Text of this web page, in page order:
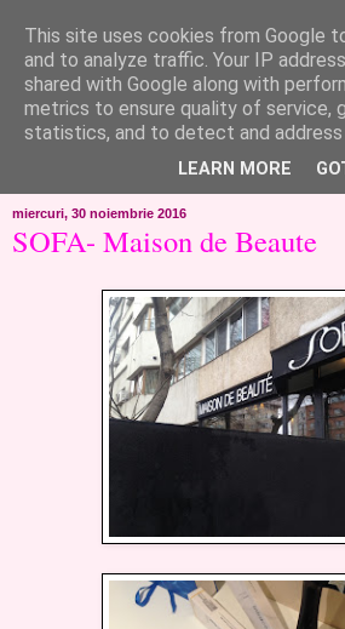
like ?...or not!
..de toate!!!!!..alandala...cum imi trec prin
chef..incercate pe pielea mea..
miercuri, 30 noiembrie 2016
SOFA- Maison de Beaute
This site uses cookies from Google
and to analyze traffic. Your IP
shared with Google along with
metrics to ensure quality of service,
statistics, and to detect and address
LEARN MORE